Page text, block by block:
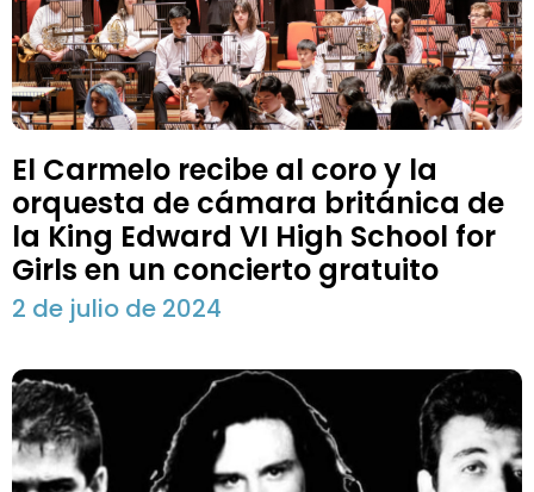
El Carmelo recibe al coro y la
orquesta de cámara británica de
la King Edward VI High School for
Girls en un concierto gratuito
2 de julio de 2024